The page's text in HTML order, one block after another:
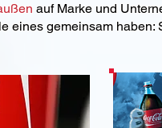
auf Marke und
eines gemeinsam haben: